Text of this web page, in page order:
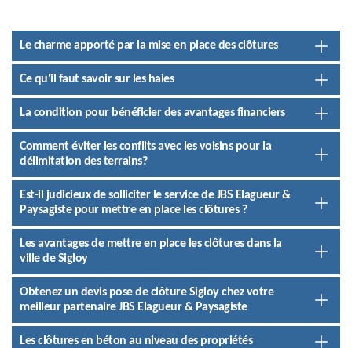
Le charme apporté par la mise en place des clôtures
Ce qu'il faut savoir sur les haies
La condition pour bénéficier des avantages financiers
Comment éviter les conflits avec les voisins pour la
délimitation des terrains?
Est-il judicieux de solliciter le service de JBS Elagueur &
Paysagiste pour mettre en place les clôtures ?
Les avantages de mettre en place les clôtures dans la
ville de Sigloy
Obtenez un devis pose de clôture Sigloy chez votre
meilleur partenaire JBS Elagueur & Paysagiste
Les clôtures en béton au niveau des propriétés